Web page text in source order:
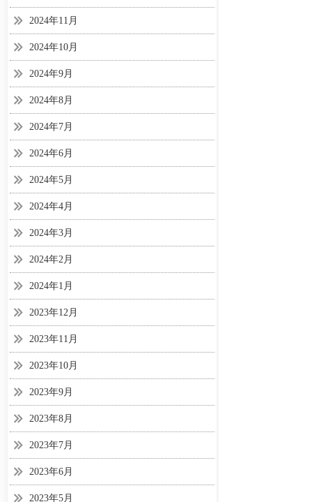
2024年11月
2024年10月
2024年9月
2024年8月
2024年7月
2024年6月
2024年5月
2024年4月
2024年3月
2024年2月
2024年1月
2023年12月
2023年11月
2023年10月
2023年9月
2023年8月
2023年7月
2023年6月
2023年5月